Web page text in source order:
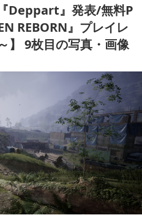
Deppart』発表/無料P
REBORN』プレイレ
】 9枚目の写真・画像